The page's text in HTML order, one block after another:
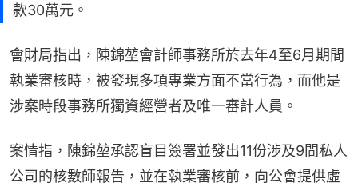
款30萬元。
會財局指出，陳錦堃會計師事務所於去年4至6月期間
執業審核時，被發現多項專業方面不當行為，而他是
涉案時段事務所獨資經營者及唯一審計人員。
案情指，陳錦堃承認盲目簽署並發出11份涉及9間私人
公司的核數師報告，並在執業審核前，向公會提供虛